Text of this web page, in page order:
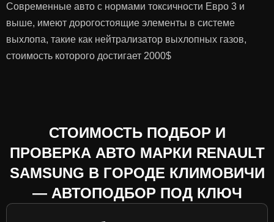
Современные авто с нормами токсичности Евро 3 и
выше, имеют дорогостоящие элементы в системе
выхлопа, такие как нейтрализатор выхлопных газов,
стоимость которого достигает 2000$
СТОИМОСТЬ ПОДБОР И
ПРОВЕРКА АВТО МАРКИ RENAULT
SAMSUNG В ГОРОДЕ КЛИМОВИЧИ
— АВТОПОДБОР ПОД КЛЮЧ